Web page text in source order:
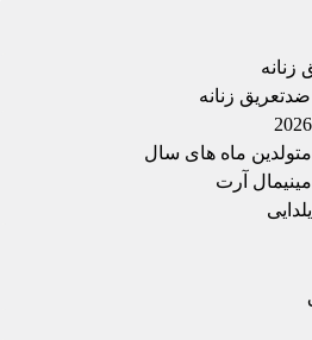
زنانه
ماه های سال
آرت